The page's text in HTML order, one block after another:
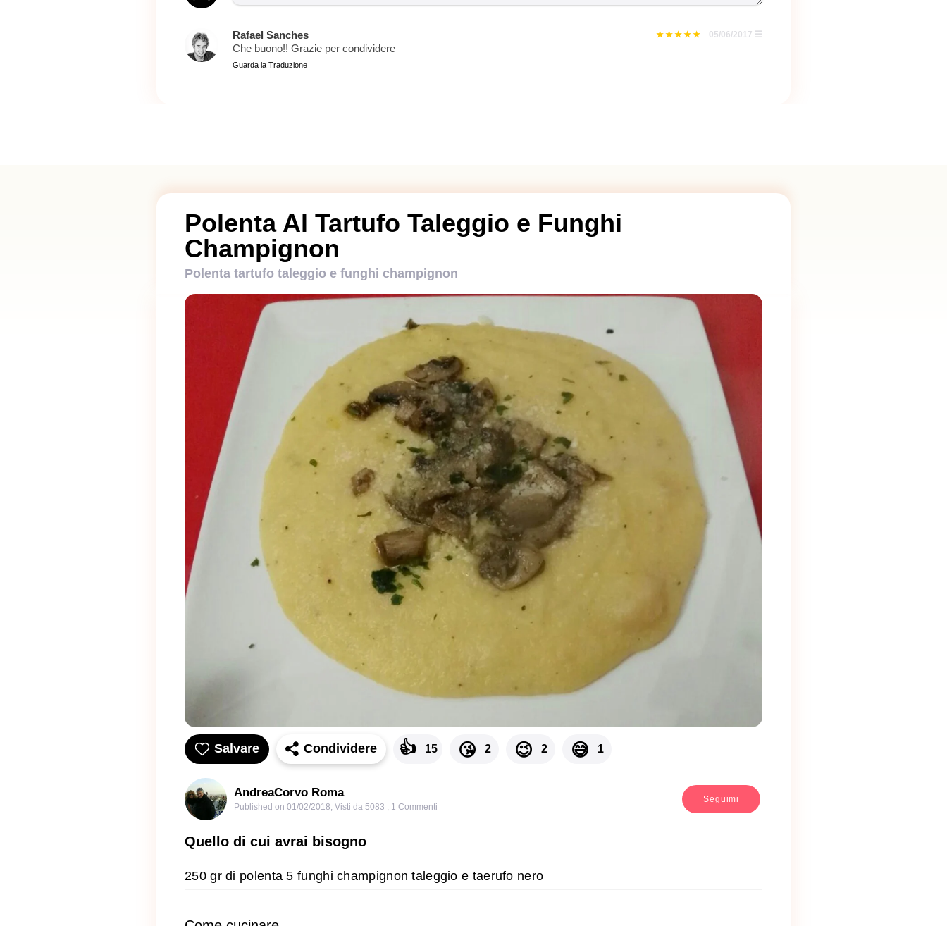
Rafael Sanches 05/06/2017 ☰
Che buono!! Grazie per condividere
Guarda la Traduzione
Polenta Al Tartufo Taleggio e Funghi
Champignon
Polenta tartufo taleggio e funghi champignon
Salvare Condividere 👍 15 😘 2 😉 2 😅 1
AndreaCorvo Roma
Published on 01/02/2018 Visti da 5083 1 Commenti
Seguimi
Quello di cui avrai bisogno
250 gr di polenta 5 funghi champignon taleggio e taerufo nero